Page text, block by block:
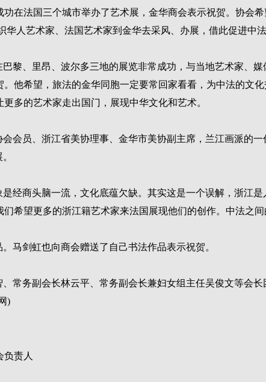
在法国三个城市举办了艺术展，金华商会表示祝贺。协会
人艺术家、法国艺术家到金华去采风、办展，借此促进中法
黎、里昂、波尔多三地的展览非常成功，与当地艺术家、
他希望，旅法的金华同胞一定要常回家看看，为中法的文
多的艺术家走出国门，展现中华文化和艺术。
会员、浙江省美协理事、金华市美协副主席，兰江画派的
经商头脑一流，文化底蕴欠缺。其实这是一个误解，浙江
希望更多的浙江籍艺术家来法国展现他们的创作。中法之
马剑虹也向商会赠送了自己书法作品表示祝贺。
常务副会长林云平、常务副会长兼妇女组主任吴俊文等会
)
责人